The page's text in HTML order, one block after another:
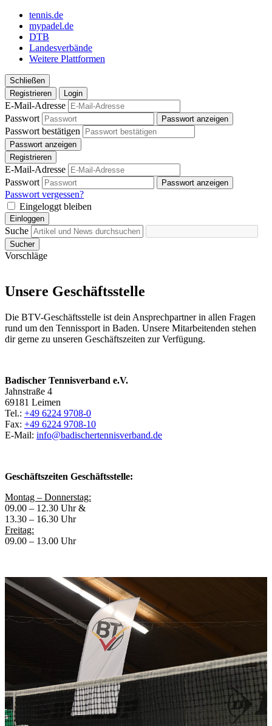
tennis.de
mypadel.de
DTB
Landesverbände
Weitere Plattformen
Schließen
Registrieren
Login
E-Mail-Adresse
Passwort
Passwort anzeigen
Passwort bestätigen
Passwort anzeigen
Registrieren
E-Mail-Adresse
Passwort
Passwort anzeigen
Passwort vergessen?
Eingeloggt bleiben
Einloggen
Suche
Sucher
Vorschläge
Unsere Geschäftsstelle
Die BTV-Geschäftsstelle ist dein Ansprechpartner in allen Fragen
rund um den Tennissport in Baden. Unsere Mitarbeitenden stehen
dir gerne zu unseren Geschäftszeiten zur Verfügung.
Badischer Tennisverband e.V.
Jahnstraße 4
69181 Leimen
Tel.: +49 6224 9708-0
Fax: +49 6224 9708-10
E-Mail: info@badischertennisverband.de
Geschäftszeiten Geschäftsstelle:
Montag – Donnerstag:
09.00 – 12.30 Uhr &
13.30 – 16.30 Uhr
Freitag:
09.00 – 13.00 Uhr